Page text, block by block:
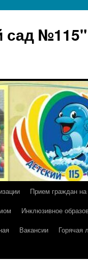
сад №115"
Прием граждан
Инклюзивное
Вакансии Горячая